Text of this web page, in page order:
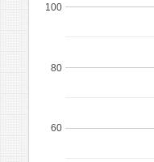
60
80
100